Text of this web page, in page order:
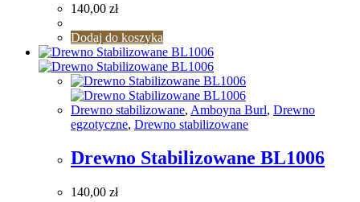
140,00 zł
Dodaj do koszyka
Drewno stabilizowane, Amboyna Burl, Drewno
egzotyczne, Drewno stabilizowane
Drewno Stabilizowane BL1006
140,00 zł